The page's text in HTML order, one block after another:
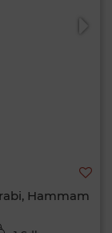
Hammam